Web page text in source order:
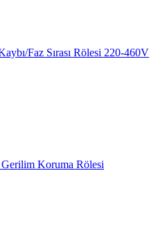
Faz Sırası Rölesi 220-460V
Koruma Rölesi